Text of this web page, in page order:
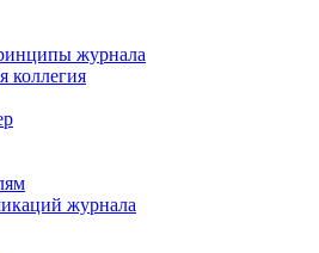
журнала
коллегия
журнала